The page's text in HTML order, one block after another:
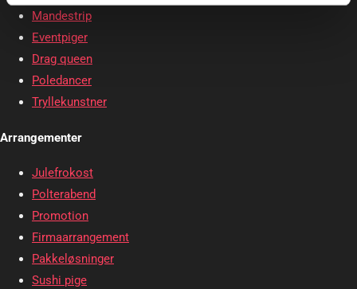
Mandestrip
Eventpiger
Drag queen
Poledancer
Tryllekunstner
Arrangementer
Julefrokost
Polterabend
Promotion
Firmaarrangement
Pakkeløsninger
Sushi pige